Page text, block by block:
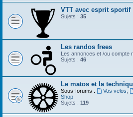
VTT avec esprit sportif
Sujets : 35
Les randos frees
Les annonces et /ou compte
Sujets : 46
Le matos et la
Sous-forums : Vos velos
Shop
Sujets : 119